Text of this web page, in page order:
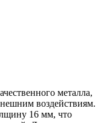
металла,
воздействиям.
16 мм, что